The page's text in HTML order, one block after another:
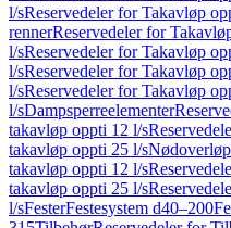
l/sReservedeler for Takavløp
rennerReservedeler for
l/sReservedeler for Takavløp
l/sReservedeler for Takavløp
l/sReservedeler for Takavløp
l/sDampsperreelementer
takavløp oppti 12 l/s
takavløp oppti 25 l/sNødoverløp
takavløp oppti 12 l/s
takavløp oppti 25 l/s
l/sFesterFestesystem d40–200